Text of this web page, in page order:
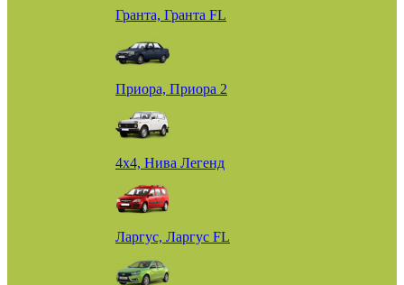
Гранта, Гранта FL
Приора, Приора 2
4х4, Нива Легенд
Ларгус, Ларгус FL